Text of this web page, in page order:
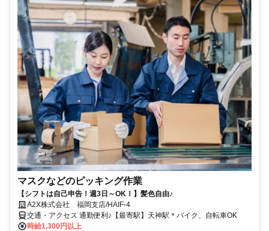
マスクなどのピッキング作業
【シフトは自己申告！週3日～OK！】髪色自由♪
A2X株式会社 福岡支店/HAIF-4
交通・アクセス 通勤便利♪【最寄駅】天神駅＊バイク、自転車OK
時給1,300円以上